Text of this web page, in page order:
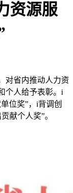
资源服
对省内推动人力资
个人给予表彰。i
位奖”，i背调创
献个人奖”。